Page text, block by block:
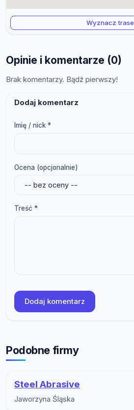
Wyznacz trase
Opinie i komentarze (0)
Brak komentarzy. Bądź pierwszy!
Dodaj komentarz
Imię / nick *
Ocena (opcjonalnie)
Treść *
Dodaj komentarz
Podobne firmy
Steel Abrasive
Jaworzyna Śląska